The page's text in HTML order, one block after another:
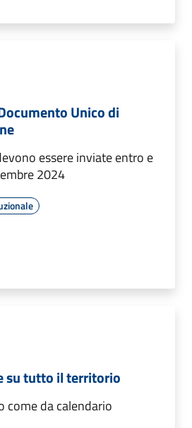
Unico di
essere inviate entro e
2024
su tutto il territorio
come da calendario